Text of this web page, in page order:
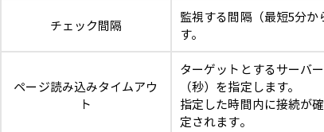
チェック間隔
監視する間隔（最短5分
す。
ページ読み込みタイムアウ
ト
ターゲットとするサーバ
（秒）を指定します。
指定した時間内に接続が
定されます。